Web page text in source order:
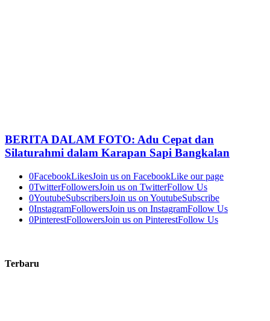
BERITA DALAM FOTO: Adu Cepat dan
Silaturahmi dalam Karapan Sapi Bangkalan
0FacebookLikesJoin us on FacebookLike our page
0TwitterFollowersJoin us on TwitterFollow Us
0YoutubeSubscribersJoin us on YoutubeSubscribe
0InstagramFollowersJoin us on InstagramFollow Us
0PinterestFollowersJoin us on PinterestFollow Us
Terbaru